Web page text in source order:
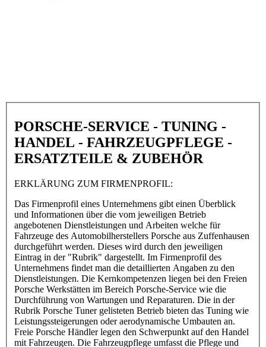
PORSCHE-SERVICE - TUNING -
HANDEL - FAHRZEUGPFLEGE -
ERSATZTEILE & ZUBEHÖR
ERKLÄRUNG ZUM FIRMENPROFIL:
Das Firmenprofil eines Unternehmens gibt einen Überblick
und Informationen über die vom jeweiligen Betrieb
angebotenen Dienstleistungen und Arbeiten welche für
Fahrzeuge des Automobilherstellers Porsche aus Zuffenhausen
durchgeführt werden. Dieses wird durch den jeweiligen
Eintrag in der "Rubrik" dargestellt. Im Firmenprofil des
Unternehmens findet man die detaillierten Angaben zu den
Dienstleistungen. Die Kernkompetenzen liegen bei den Freien
Porsche Werkstätten im Bereich Porsche-Service wie die
Durchführung von Wartungen und Reparaturen. Die in der
Rubrik Porsche Tuner gelisteten Betrieb bieten das Tuning wie
Leistungssteigerungen oder aerodynamische Umbauten an.
Freie Porsche Händler legen den Schwerpunkt auf den Handel
mit Fahrzeugen. Die Fahrzeugpflege umfasst die Pflege und